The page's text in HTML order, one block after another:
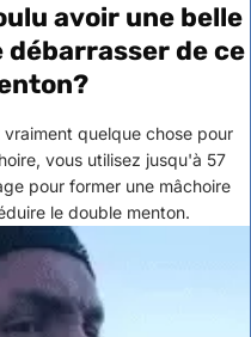
avoir une belle
débarrasser de ce
quelque chose pour
vous utilisez jusqu'à 57
pour former une mâchoire
le double menton.